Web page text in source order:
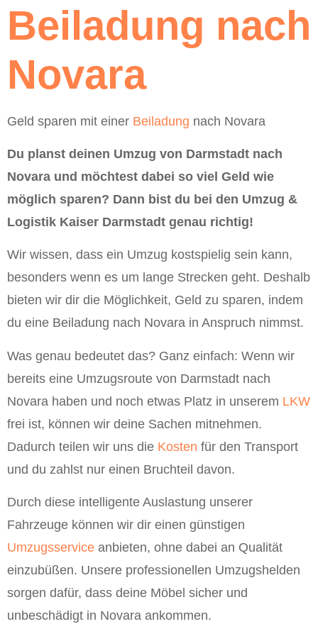
Beiladung nach
Novara
Geld sparen mit einer Beiladung nach Novara
Du planst deinen Umzug von Darmstadt nach
Novara und möchtest dabei so viel Geld wie
möglich sparen? Dann bist du bei den Umzug &
Logistik Kaiser Darmstadt genau richtig!
Wir wissen, dass ein Umzug kostspielig sein kann,
besonders wenn es um lange Strecken geht. Deshalb
bieten wir dir die Möglichkeit, Geld zu sparen, indem
du eine Beiladung nach Novara in Anspruch nimmst.
Was genau bedeutet das? Ganz einfach: Wenn wir
bereits eine Umzugsroute von Darmstadt nach
Novara haben und noch etwas Platz in unserem LKW
frei ist, können wir deine Sachen mitnehmen.
Dadurch teilen wir uns die Kosten für den Transport
und du zahlst nur einen Bruchteil davon.
Durch diese intelligente Auslastung unserer
Fahrzeuge können wir dir einen günstigen
Umzugsservice anbieten, ohne dabei an Qualität
einzubüßen. Unsere professionellen Umzugshelden
sorgen dafür, dass deine Möbel sicher und
unbeschädigt in Novara ankommen.